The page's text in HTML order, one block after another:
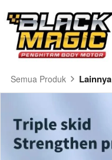
Semua Produk Lainnya